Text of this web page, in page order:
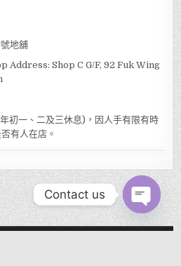
地舖
Address: Shop C G/F, 92 Fuk Wing
初一、二及三休息)，因人手有限有時
有人在店。
Contact us
OPEN
CHATY